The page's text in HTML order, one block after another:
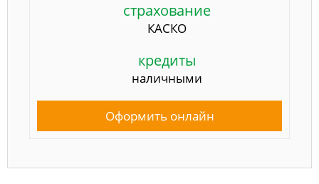
страхование
КАСКО
кредиты
наличными
Оформить онлайн